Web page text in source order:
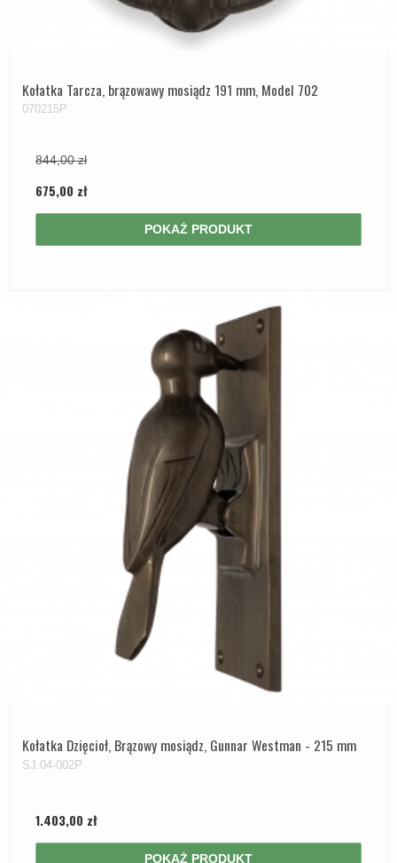
Kołatka Tarcza, brązowawy mosiądz 191 mm, Model 702
070215P
844,00 zł
675,00 zł
POKAŻ PRODUKT
Kołatka Dzięcioł, Brązowy mosiądz, Gunnar Westman - 215 mm
SJ.04-002P
1.403,00 zł
POKAŻ PRODUKT